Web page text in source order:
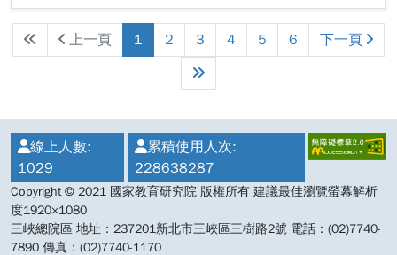
上一頁 1 2 3 4 5 6 下一頁
線上人數:
1029
累積使用人次:
228638287
Copyright © 2021 國家教育研究院 版權所有 建議最佳瀏覽螢幕解析
度1920×1080
三峽總院區 地址：237201新北市三峽區三樹路2號 電話：(02)7740-
7890 傳真：(02)7740-1170